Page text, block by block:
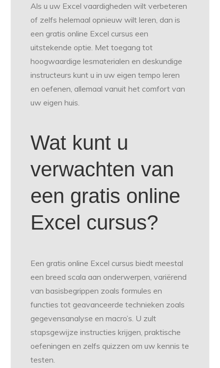
Als u uw Excel vaardigheden wilt verbeteren
of zelfs helemaal opnieuw wilt leren, dan is
een gratis online Excel cursus een
uitstekende optie. Met toegang tot
hoogwaardige lesmaterialen en deskundige
instructeurs kunt u in uw eigen tempo leren
en oefenen, allemaal vanuit het comfort van
uw eigen huis.
Wat kunt u
verwachten van
een gratis online
Excel cursus?
Een gratis online Excel cursus biedt meestal
een breed scala aan onderwerpen, variërend
van basisbegrippen zoals formules en
functies tot geavanceerde technieken zoals
gegevensanalyse en macro’s. U zult
stapsgewijze instructies krijgen, praktische
oefeningen en zelfs quizzen om uw kennis te
testen.